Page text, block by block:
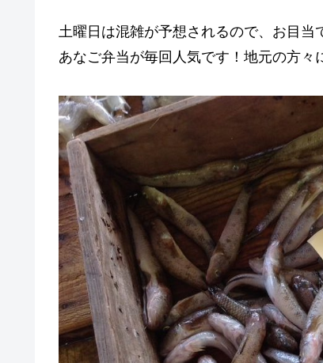
土曜日は混雑が予想されるので、お目当
あなご弁当が毎回人気です！地元の方々